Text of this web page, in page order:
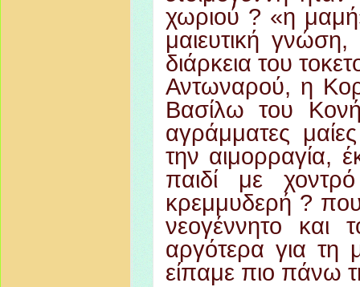
χωριού ? «η
μαιευτική
διάρκεια του
Αντωναρού, η
Βασίλω του
αγράμματες
την αιμορραγία,
παιδί με
κρεμμυδερή ?
νεογέννητο
αργότερα για τη
είπαμε πιο πάνω